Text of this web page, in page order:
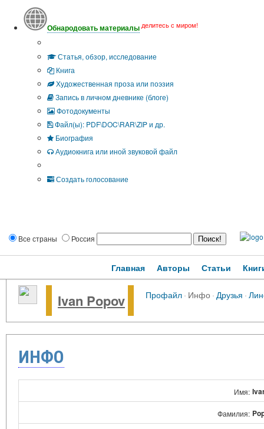
Обнародовать материалы делитесь с миром!
Статья, обзор, исследование
Книга
Художественная проза или поэзия
Запись в личном дневнике (блоге)
Фотодокументы
Файл(ы): PDF\DOC\RAR\ZIP и др.
Биография
Аудиокнига или иной звуковой файл
Создать голосование
Все страны Россия
Главная Авторы Статьи
Ivan Popov Профайл· Инфо· Друзья ·
ИНФО
Имя:
Фамилия: